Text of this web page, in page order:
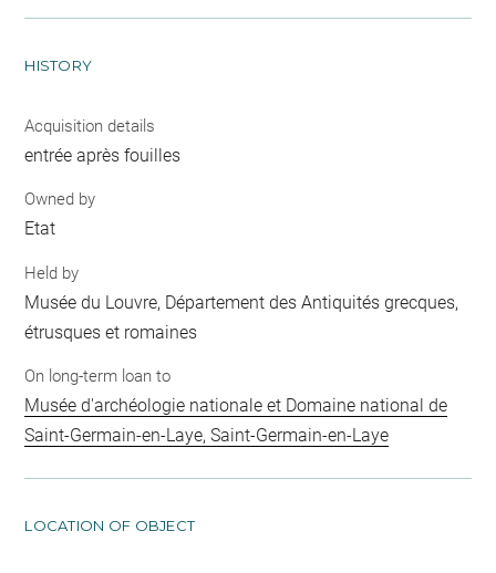
HISTORY
Acquisition details
entrée après fouilles
Owned by
Etat
Held by
Musée du Louvre, Département des Antiquités grecques,
étrusques et romaines
On long-term loan to
Musée d'archéologie nationale et Domaine national de
Saint-Germain-en-Laye, Saint-Germain-en-Laye
LOCATION OF OBJECT